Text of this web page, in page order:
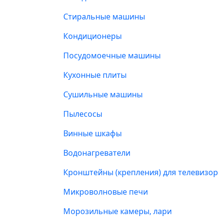
Стиральные машины
Кондиционеры
Посудомоечные машины
Кухонные плиты
Сушильные машины
Пылесосы
Винные шкафы
Водонагреватели
Кронштейны (крепления) для
Микроволновые печи
Морозильные камеры, лари